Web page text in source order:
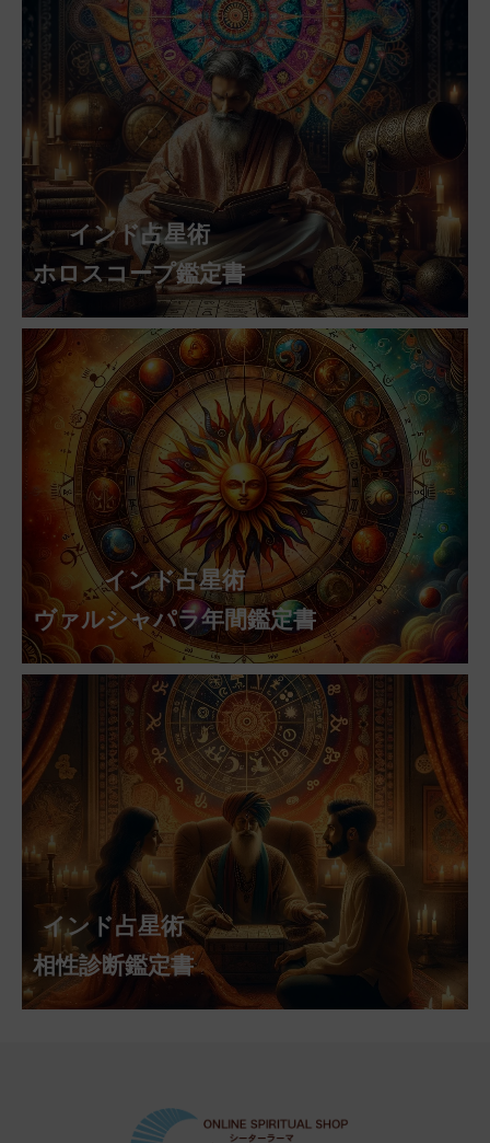
インド占星術
ホロスコープ鑑定書
インド占星術
ヴァルシャパラ年間鑑定書
インド占星術
相性診断鑑定書